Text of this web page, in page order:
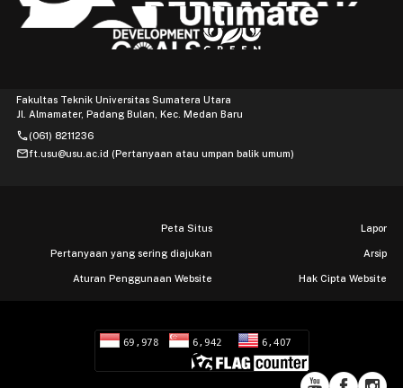
Fakultas Teknik Universitas Sumatera Utara
Jl. Almamater, Padang Bulan, Kec. Medan Baru
phone(061) 8211236
mailft.usu@usu.ac.id (Pertanyaan atau umpan balik umum)
Peta Situs Lapor
Pertanyaan yang sering diajukan Arsip
Aturan Penggunaan Website Hak Cipta Website